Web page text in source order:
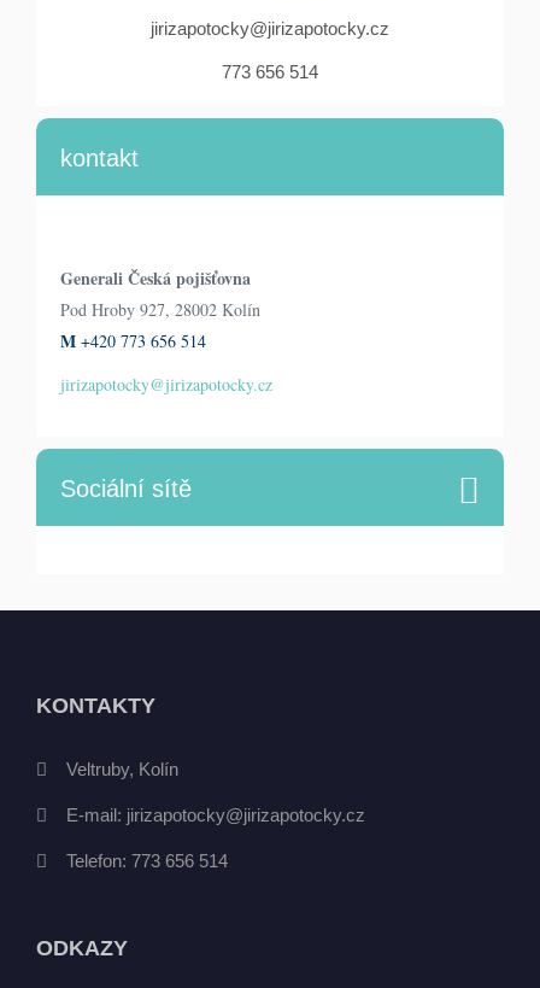
jirizapotocky@jirizapotocky.cz
773 656 514
kontakt
Generali Česká pojišťovna
Pod Hroby 927, 28002 Kolín
M +420 773 656 514
jirizapotocky@jirizapotocky.cz
Sociální sítě
KONTAKTY
Veltruby, Kolín
E-mail: jirizapotocky@jirizapotocky.cz
Telefon: 773 656 514
ODKAZY